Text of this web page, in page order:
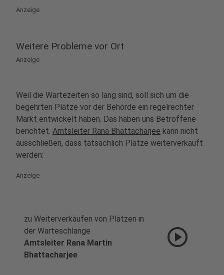
Anzeige
Weitere Probleme vor Ort
Anzeige
Weil die Wartezeiten so lang sind, soll sich um die
begehrten Plätze vor der Behörde ein regelrechter
Markt entwickelt haben. Das haben uns Betroffene
berichtet. Amtsleiter Rana Bhattacharjee kann nicht
ausschließen, dass tatsächlich Plätze weiterverkauft
werden:
Anzeige
zu Weiterverkäufen von Plätzen in
der Warteschlange
Amtsleiter Rana Martin
Bhattacharjee
play_circle